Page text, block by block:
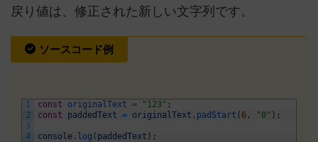
戻り値は、修正された新しい文字列です。
ソースコード例
1
2
3
4
const originalText = "123" ;
const
paddedText = originalText . padStart ( 6 , "0" ) ;
console . log ( paddedText ) ;